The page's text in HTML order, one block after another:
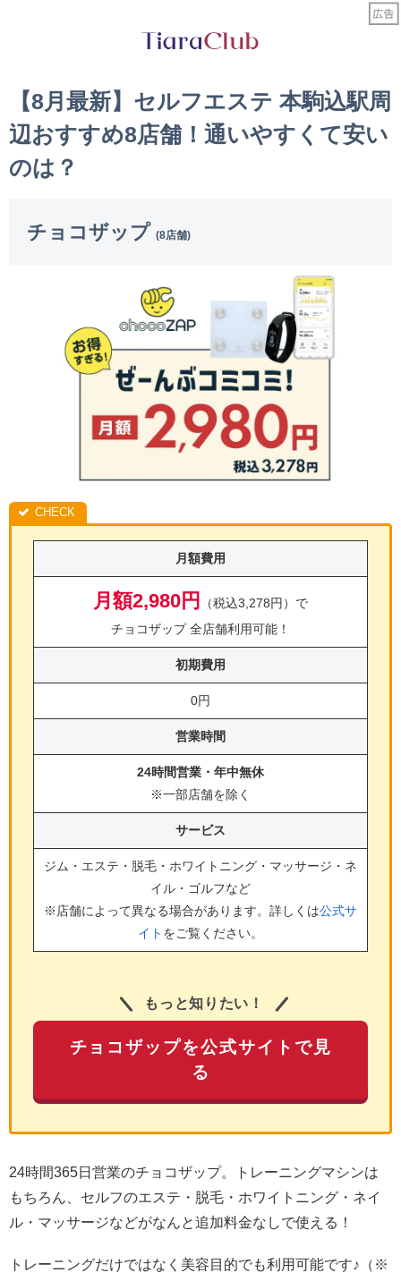
【8月最新】セルフエステ 本駒込駅周
辺おすすめ8店舗！通いやすくて安い
のは？
チョコザップ (8店舗)
月額費用
月額2,980円
（税込3,278円）で
チョコザップ 全店舗利用可能！
初期費用
0円
営業時間
24時間営業・年中無休
※一部店舗を除く
サービス
ジム・エステ・脱毛・ホワイトニング・マッサージ・ネ
イル・ゴルフなど
※店舗によって異なる場合があります。詳しくは公式サ
イト をご覧ください。
もっと知りたい！
チョコザップを公式サイトで見
る
24時間365日営業のチョコザップ。トレーニングマシンは
もちろん、セルフのエステ・脱毛・ホワイトニング・ネイ
ル・マッサージなどがなんと追加料金なしで使える！
トレーニングだけではなく美容目的でも利用可能です♪（※